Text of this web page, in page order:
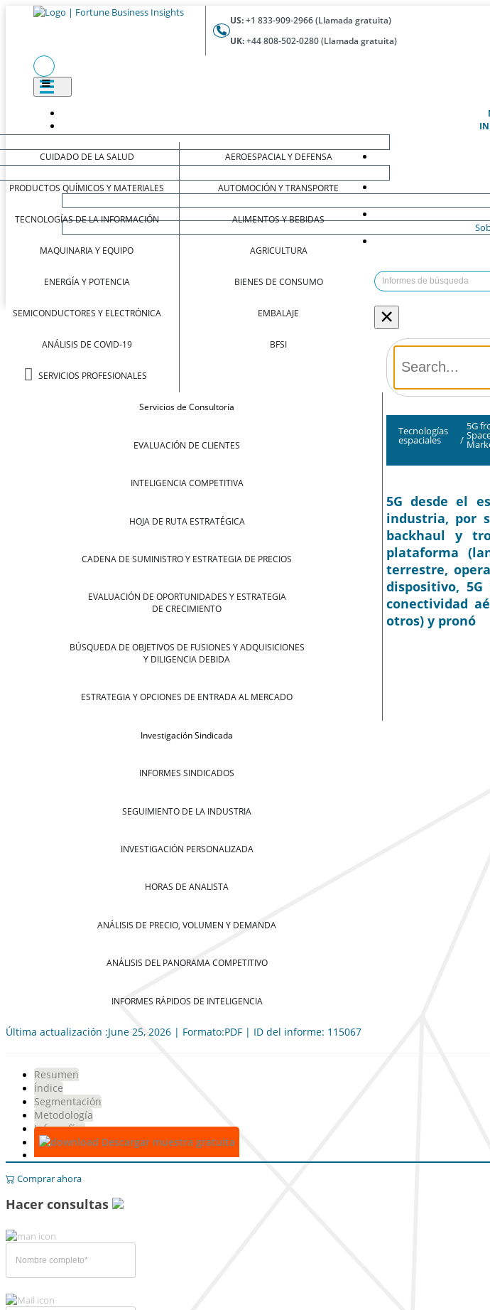
US:+1 833-909-2966 (Llamada gratuita)
UK:+44 808-502-0280 (Llamada gratuita)
CUIDADO DE LA SALUD
PRODUCTOS QUÍMICOS Y MATERIALES
TECNOLOGÍAS DE LA INFORMACIÓN
MAQUINARIA Y EQUIPO
ENERGÍA Y POTENCIA
SEMICONDUCTORES Y ELECTRÓNICA
ANÁLISIS DE COVID-19
SERVICIOS PROFESIONALES
AEROESPACIAL Y DEFENSA
AUTOMOCIÓN Y TRANSPORTE
ALIMENTOS Y BEBIDAS
AGRICULTURA
BIENES DE CONSUMO
EMBALAJE
BFSI
Servicios de Consultoría
EVALUACIÓN DE CLIENTES
INTELIGENCIA COMPETITIVA
HOJA DE RUTA ESTRATÉGICA
CADENA DE SUMINISTRO Y ESTRATEGIA DE PRECIOS
EVALUACIÓN DE OPORTUNIDADES Y ESTRATEGIA
DE CRECIMIENTO
BÚSQUEDA DE OBJETIVOS DE FUSIONES Y ADQUISICIONES
Y DILIGENCIA DEBIDA
ESTRATEGIA Y OPCIONES DE ENTRADA AL MERCADO
Investigación Sindicada
INFORMES SINDICADOS
SEGUIMIENTO DE LA INDUSTRIA
INVESTIGACIÓN PERSONALIZADA
HORAS DE ANALISTA
ANÁLISIS DE PRECIO, VOLUMEN Y DEMANDA
ANÁLISIS DEL PANORAMA COMPETITIVO
INFORMES RÁPIDOS DE INTELIGENCIA
×
Tecnologías
espaciales /
5G
5G desde el
industria, por
backhaul y
plataforma
terrestre,
dispositivo,
conectividad
otros) y pronó
Última actualización :June 25, 2026 | Formato:PDF | ID del informe: 115067
Resumen
Índice
Segmentación
Metodología
Infografías
Descargar muestra gratuita
Comprar ahora
Hacer consultas